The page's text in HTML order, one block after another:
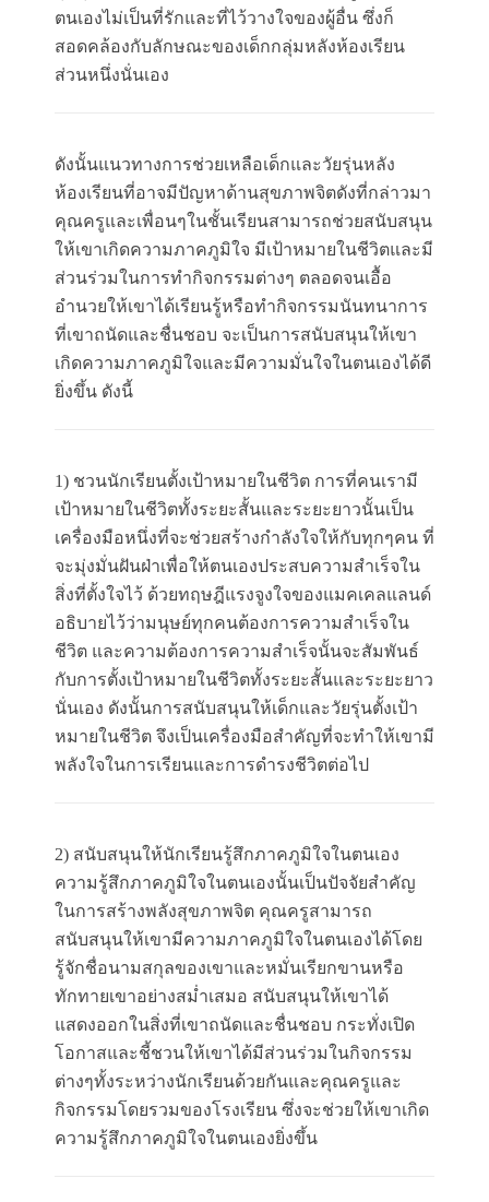
ตนเองไม่เป็นที่รักและที่ไว้วางใจของผู้อื่น ซึ่งก็
สอดคล้องกับลักษณะของเด็กกลุ่มหลังห้องเรียน
ส่วนหนึ่งนั่นเอง
ดังนั้นแนวทางการช่วยเหลือเด็กและวัยรุ่นหลัง
ห้องเรียนที่อาจมีปัญหาด้านสุขภาพจิตดังที่กล่าวมา
คุณครูและเพื่อนๆในชั้นเรียนสามารถช่วยสนับสนุน
ให้เขาเกิดความภาคภูมิใจ มีเป้าหมายในชีวิตและมี
ส่วนร่วมในการทำกิจกรรมต่างๆ ตลอดจนเอื้อ
อำนวยให้เขาได้เรียนรู้หรือทำกิจกรรมนันทนาการ
ที่เขาถนัดและชื่นชอบ จะเป็นการสนับสนุนให้เขา
เกิดความภาคภูมิใจและมีความมั่นใจในตนเองได้ดี
ยิ่งขึ้น ดังนี้
1) ชวนนักเรียนตั้งเป้าหมายในชีวิต การที่คนเรามี
เป้าหมายในชีวิตทั้งระยะสั้นและระยะยาวนั้นเป็น
เครื่องมือหนึ่งที่จะช่วยสร้างกำลังใจให้กับทุกๆคน ที่
จะมุ่งมั่นฝันฝ่าเพื่อให้ตนเองประสบความสำเร็จใน
สิ่งที่ตั้งใจไว้ ด้วยทฤษฎีแรงจูงใจของแมคเคลแลนด์
อธิบายไว้ว่ามนุษย์ทุกคนต้องการความสำเร็จใน
ชีวิต และความต้องการความสำเร็จนั้นจะสัมพันธ์
กับการตั้งเป้าหมายในชีวิตทั้งระยะสั้นและระยะยาว
นั่นเอง ดังนั้นการสนับสนุนให้เด็กและวัยรุ่นตั้งเป้า
หมายในชีวิต จึงเป็นเครื่องมือสำคัญที่จะทำให้เขามี
พลังใจในการเรียนและการดำรงชีวิตต่อไป
2) สนับสนุนให้นักเรียนรู้สึกภาคภูมิใจในตนเอง
ความรู้สึกภาคภูมิใจในตนเองนั้นเป็นปัจจัยสำคัญ
ในการสร้างพลังสุขภาพจิต คุณครูสามารถ
สนับสนุนให้เขามีความภาคภูมิใจในตนเองได้โดย
รู้จักชื่อนามสกุลของเขาและหมั่นเรียกขานหรือ
ทักทายเขาอย่างสม่ำเสมอ สนับสนุนให้เขาได้
แสดงออกในสิ่งที่เขาถนัดและชื่นชอบ กระทั่งเปิด
โอกาสและชี้ชวนให้เขาได้มีส่วนร่วมในกิจกรรม
ต่างๆทั้งระหว่างนักเรียนด้วยกันและคุณครูและ
กิจกรรมโดยรวมของโรงเรียน ซึ่งจะช่วยให้เขาเกิด
ความรู้สึกภาคภูมิใจในตนเองยิ่งขึ้น